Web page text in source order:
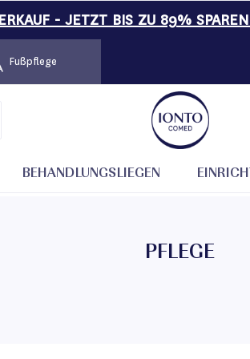
- JETZT BIS ZU 89%
Fußpflege
BEHANDLUNGSLIEGEN
PFLEGE